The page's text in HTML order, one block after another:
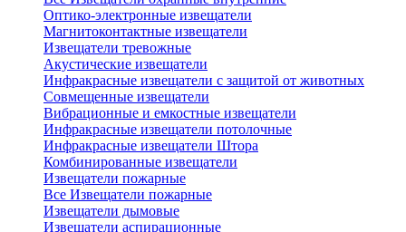
Оптико-электронные извещатели
Магнитоконтактные извещатели
Извещатели тревожные
Акустические извещатели
Инфракрасные извещатели с защитой от животных
Совмещенные извещатели
Вибрационные и емкостные извещатели
Инфракрасные извещатели потолочные
Инфракрасные извещатели Штора
Комбинированные извещатели
Извещатели пожарные
Все Извещатели пожарные
Извещатели дымовые
Извещатели аспирационные